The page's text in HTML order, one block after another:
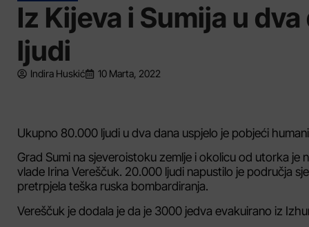
Iz Kijeva i Sumija u
ljudi
Indira Huskić 10 Marta, 2022
Ukupno 80.000 ljudi u dva dana uspjelo je pobjeći
Grad Sumi na sjeveroistoku zemlje i okolicu od utorka
vlade Irina Vereščuk. 20.000 ljudi napustilo je područja
pretrpjela teška ruska bombardiranja.
Vereščuk je dodala je da je 3000 jedva evakuirano iz